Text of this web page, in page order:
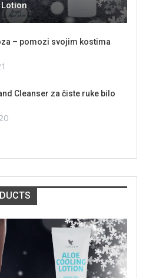
Lotion
– pomozi svojim kostima
Cleanser za čiste ruke bilo